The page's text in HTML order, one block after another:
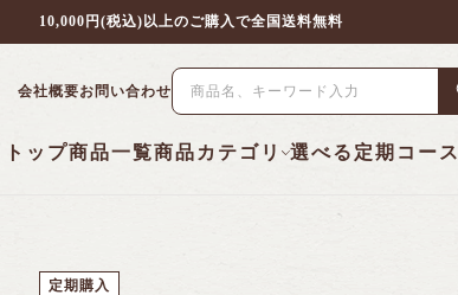
10,000円(税込)以上のご購入で全国送料無料
会社概要お問い合わせ
トップ商品一覧商品カテゴリ 選べる定期コース
定期購入